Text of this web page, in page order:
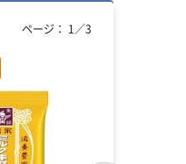
ページ： 1 ／3